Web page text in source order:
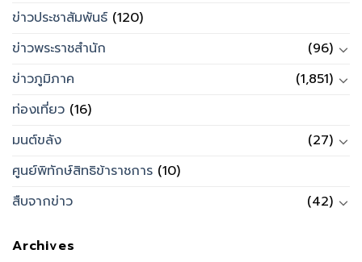
ข่าวประชาสัมพันธ์ (120)
ข่าวพระราชสำนัก
(96)
ข่าวภูมิภาค
(1,851)
ท่องเที่ยว (16)
มนต์ขลัง
(27)
ศูนย์พิทักษ์สิทธิข้าราชการ (10)
สืบจากข่าว
(42)
Archives